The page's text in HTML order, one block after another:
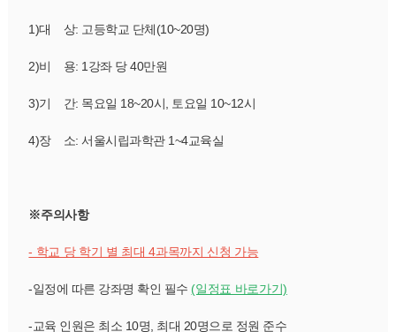
1)대    상: 고등학교 단체(10~20명)
2)비    용: 1강좌 당 40만원
3)기    간: 목요일 18~20시, 토요일 10~12시
4)장    소: 서울시립과학관 1~4교육실
※주의사항
- 학교 당 학기 별 최대 4과목까지 신청 가능
-일정에 따른 강좌명 확인 필수 (일정표 바로가기)
-교육 인원은 최소 10명, 최대 20명으로 정원 준수